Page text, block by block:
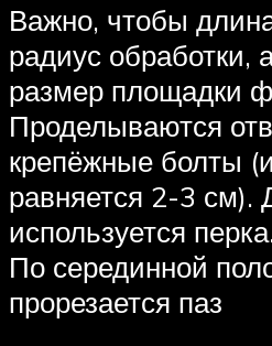
Важно, чтобы
радиус обработки,
размер площадки
Проделываются
крепёжные болты
равняется 2-3 см).
используется
По серединной
прорезается паз